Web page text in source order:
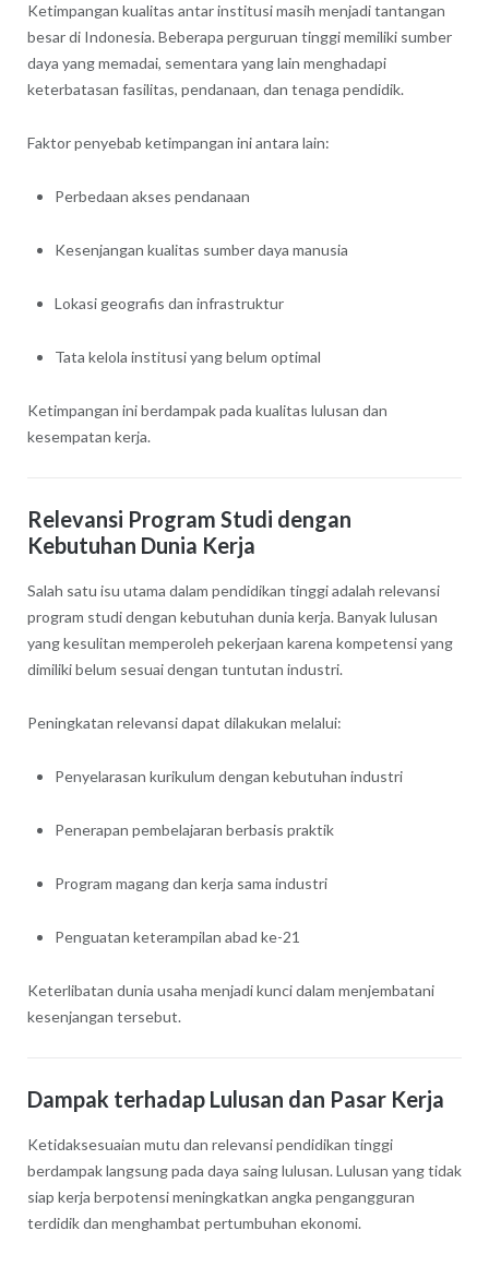
Ketimpangan kualitas antar institusi masih menjadi tantangan
besar di Indonesia. Beberapa perguruan tinggi memiliki sumber
daya yang memadai, sementara yang lain menghadapi
keterbatasan fasilitas, pendanaan, dan tenaga pendidik.
Faktor penyebab ketimpangan ini antara lain:
Perbedaan akses pendanaan
Kesenjangan kualitas sumber daya manusia
Lokasi geografis dan infrastruktur
Tata kelola institusi yang belum optimal
Ketimpangan ini berdampak pada kualitas lulusan dan
kesempatan kerja.
Relevansi Program Studi dengan
Kebutuhan Dunia Kerja
Salah satu isu utama dalam pendidikan tinggi adalah relevansi
program studi dengan kebutuhan dunia kerja. Banyak lulusan
yang kesulitan memperoleh pekerjaan karena kompetensi yang
dimiliki belum sesuai dengan tuntutan industri.
Peningkatan relevansi dapat dilakukan melalui:
Penyelarasan kurikulum dengan kebutuhan industri
Penerapan pembelajaran berbasis praktik
Program magang dan kerja sama industri
Penguatan keterampilan abad ke-21
Keterlibatan dunia usaha menjadi kunci dalam menjembatani
kesenjangan tersebut.
Dampak terhadap Lulusan dan Pasar Kerja
Ketidaksesuaian mutu dan relevansi pendidikan tinggi
berdampak langsung pada daya saing lulusan. Lulusan yang tidak
siap kerja berpotensi meningkatkan angka pengangguran
terdidik dan menghambat pertumbuhan ekonomi.